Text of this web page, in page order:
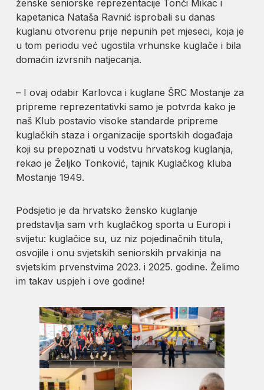
ženske seniorske reprezentacije Tonči Mikac i
kapetanica Nataša Ravnić isprobali su danas
kuglanu otvorenu prije nepunih pet mjeseci, koja je
u tom periodu već ugostila vrhunske kuglače i bila
domaćin izvrsnih natjecanja.
– I ovaj odabir Karlovca i kuglane ŠRC Mostanje za
pripreme reprezentativki samo je potvrda kako je
naš Klub postavio visoke standarde pripreme
kuglačkih staza i organizacije sportskih događaja
koji su prepoznati u vodstvu hrvatskog kuglanja,
rekao je Željko Tonković, tajnik Kuglačkog kluba
Mostanje 1949.
Podsjetio je da hrvatsko žensko kuglanje
predstavlja sam vrh kuglačkog sporta u Europi i
svijetu: kuglačice su, uz niz pojedinačnih titula,
osvojile i onu svjetskih seniorskih prvakinja na
svjetskim prvenstvima 2023. i 2025. godine. Želimo
im takav uspjeh i ove godine!